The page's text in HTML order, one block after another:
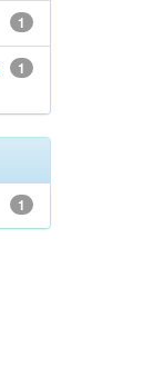
1
1
1